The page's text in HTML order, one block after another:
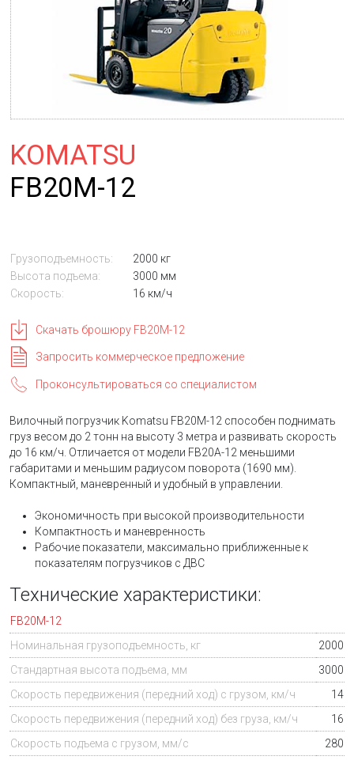
KOMATSU
FB20M-12
Грузоподъемность:
2000 кг
Высота подъема:
3000 мм
Скорость:
16 км/ч
Скачать брошюру FB20M-12
Запросить коммерческое предложение
Проконсультироваться со специалистом
Вилочный погрузчик Komatsu FB20M-12 способен поднимать
груз весом до 2 тонн на высоту 3 метра и развивать скорость
до 16 км/ч. Отличается от модели FB20A-12 меньшими
габаритами и меньшим радиусом поворота (1690 мм).
Компактный, маневренный и удобный в управлении.
Экономичность при высокой производительности
Компактность и маневренность
Рабочие показатели, максимально приближенные к
показателям погрузчиков с ДВС
Технические характеристики:
FB20M-12
Номинальная грузоподъемность, кг
2000
Стандартная высота подъема, мм
3000
Скорость передвижения (передний ход) с грузом, км/ч
14
Скорость передвижения (передний ход) без груза, км/ч
16
Скорость подъема с грузом, мм/с
280